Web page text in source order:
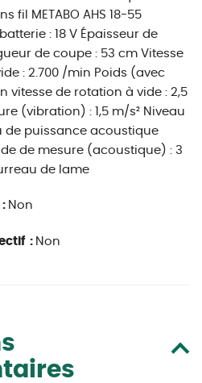
fil METABO AHS 18-55
: 18 V Épaisseur de
de coupe : 53 cm Vitesse
: 2.700 /min Poids (avec
vitesse de rotation à vide : 2,5
(vibration) : 1,5 m/s² Niveau
de puissance acoustique
de mesure (acoustique) : 3
de lame
: Non
: Non